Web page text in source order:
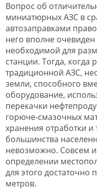
Вопрос об
миниатюрных АЗС в
автозаправками
него вполне
необходимой для
станции. Тогда,
традиционной АЗС,
земли, способного
оборудование,
перекачки
горюче-смазочных
хранения отработки и
большинства
невозможно. Совсем
определении
для этого достаточно
метров.